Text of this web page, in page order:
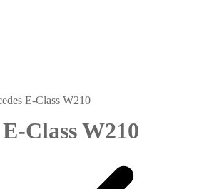
E-Class W210
Class W210